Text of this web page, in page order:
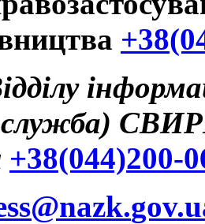
+38(044)200-
@nazk.gov.